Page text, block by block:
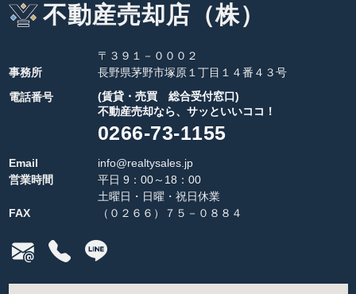
不動産売却店（株）
〒３９１－０００２
事務所
長野県茅野市塚原１丁目１４番４３号
電話番号
(賃貸・売買 総合受付窓口)
不動産売却なら、サッといいココ！
0266-73-1155
Email
info@realtysales.jp
営業時間
平日 9：00～18：00
土曜日・日曜・祝日休業
FAX
（０２６６）７５－０８８４